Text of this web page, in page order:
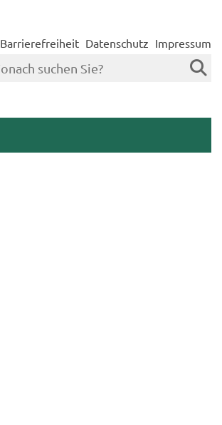
Barrierefreiheit Datenschutz Impressum